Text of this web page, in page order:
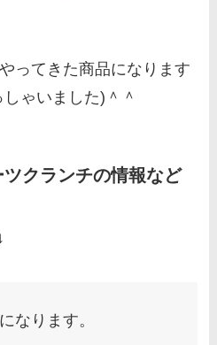
ってきた商品になります
ゃいました)＾＾
クランチの情報など
なります。